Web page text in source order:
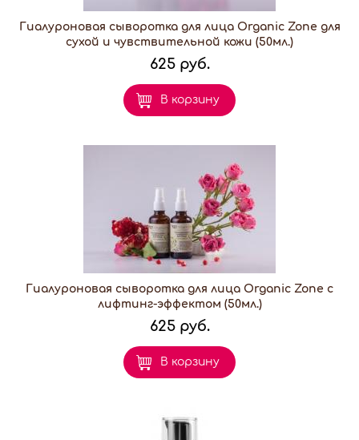
Гиалуроновая сыворотка для лица Organic Zone для
сухой и чувствительной кожи (50мл.)
625 руб.
В корзину
Гиалуроновая сыворотка для лица Organic Zone с
лифтинг-эффектом (50мл.)
625 руб.
В корзину